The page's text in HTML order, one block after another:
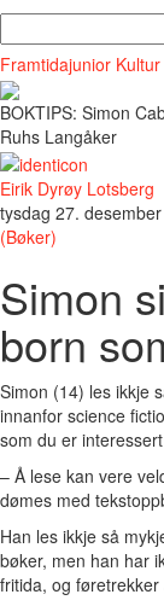
Framtidajunior Kultur
BOKTIPS: Simon
Ruhs Langåker
Eirik Dyrøy Lotsberg
tysdag 27.
(Bøker)
Simon
born
Simon (14) les ikkje
innanfor science
som du er
– Å lese kan vere
dømes med
Han les ikkje så
bøker, men han har
fritida, og